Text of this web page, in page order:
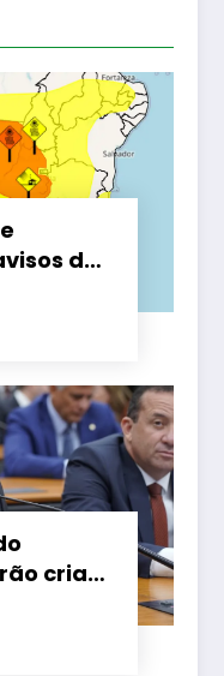
do
cria